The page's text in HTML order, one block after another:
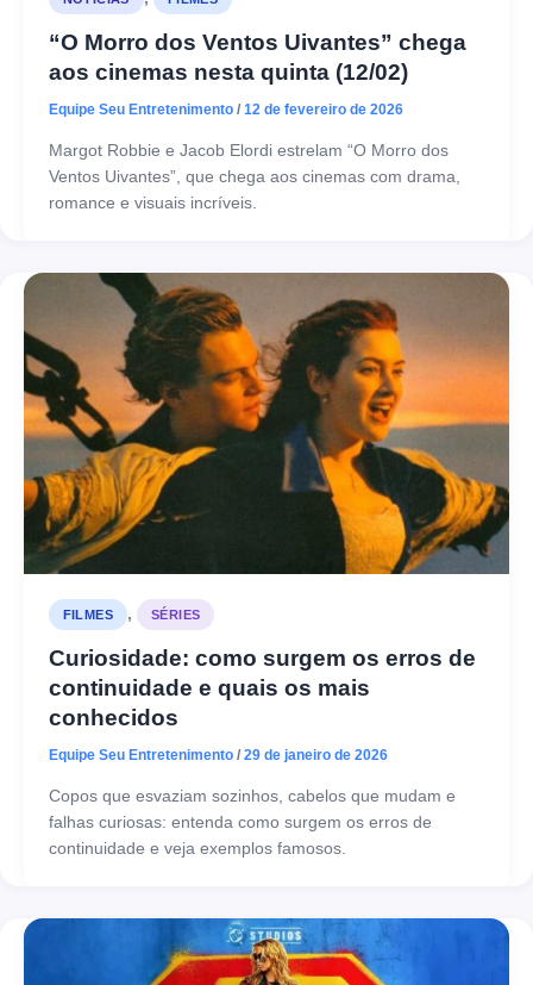
“O Morro dos Ventos Uivantes” chega
aos cinemas nesta quinta (12/02)
Equipe Seu Entretenimento / 12 de fevereiro de 2026
Margot Robbie e Jacob Elordi estrelam “O Morro dos
Ventos Uivantes”, que chega aos cinemas com drama,
romance e visuais incríveis.
FILMES , SÉRIES
Curiosidade: como surgem os erros de
continuidade e quais os mais
conhecidos
Equipe Seu Entretenimento / 29 de janeiro de 2026
Copos que esvaziam sozinhos, cabelos que mudam e
falhas curiosas: entenda como surgem os erros de
continuidade e veja exemplos famosos.